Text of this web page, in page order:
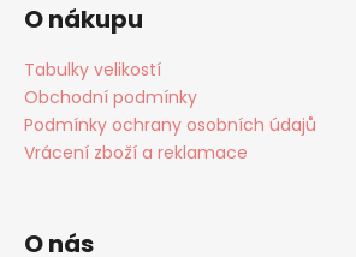
O nákupu
Tabulky velikostí
Obchodní podmínky
Podmínky ochrany osobních údajů
Vrácení zboží a reklamace
O nás